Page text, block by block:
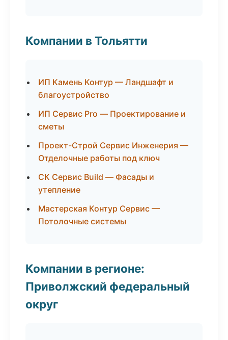
Компании в Тольятти
ИП Камень Контур — Ландшафт и
благоустройство
ИП Сервис Pro — Проектирование и
сметы
Проект-Строй Сервис Инженерия —
Отделочные работы под ключ
СК Сервис Build — Фасады и
утепление
Мастерская Контур Сервис —
Потолочные системы
Компании в регионе:
Приволжский федеральный
округ